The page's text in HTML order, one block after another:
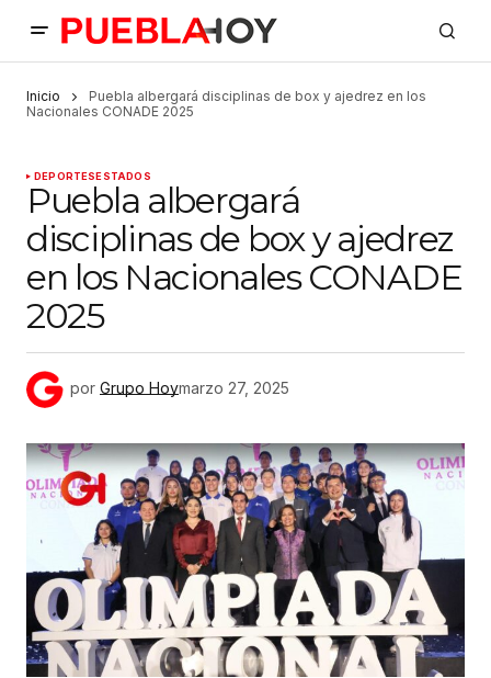
Inicio
Puebla albergará disciplinas de box y ajedrez en los
Nacionales CONADE 2025
DEPORTESESTADOS
Puebla albergará
disciplinas de box y ajedrez
en los Nacionales CONADE
2025
por Grupo Hoymarzo 27, 2025